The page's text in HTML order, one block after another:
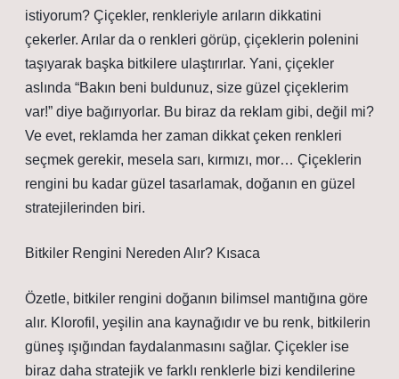
istiyorum? Çiçekler, renkleriyle arıların dikkatini
çekerler. Arılar da o renkleri görüp, çiçeklerin polenini
taşıyarak başka bitkilere ulaştırırlar. Yani, çiçekler
aslında “Bakın beni buldunuz, size güzel çiçeklerim
var!” diye bağırıyorlar. Bu biraz da reklam gibi, değil mi?
Ve evet, reklamda her zaman dikkat çeken renkleri
seçmek gerekir, mesela sarı, kırmızı, mor… Çiçeklerin
rengini bu kadar güzel tasarlamak, doğanın en güzel
stratejilerinden biri.
Bitkiler Rengini Nereden Alır? Kısaca
Özetle, bitkiler rengini doğanın bilimsel mantığına göre
alır. Klorofil, yeşilin ana kaynağıdır ve bu renk, bitkilerin
güneş ışığından faydalanmasını sağlar. Çiçekler ise
biraz daha stratejik ve farklı renklerle bizi kendilerine